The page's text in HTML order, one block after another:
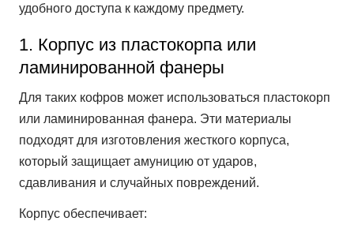
удобного доступа к каждому предмету.
1. Корпус из пластокорпа или
ламинированной фанеры
Для таких кофров может использоваться пластокорп
или ламинированная фанера. Эти материалы
подходят для изготовления жесткого корпуса,
который защищает амуницию от ударов,
сдавливания и случайных повреждений.
Корпус обеспечивает: